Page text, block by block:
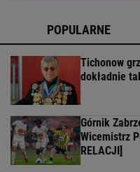
POPULARNE
Tichonow
dokładnie
Górnik
Wicemistrz
RELACJI]